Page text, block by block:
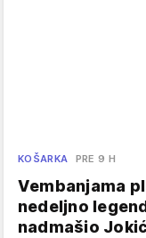
KOŠARKA PRE 9 H
Vembanjama
nedeljno
nadmašio